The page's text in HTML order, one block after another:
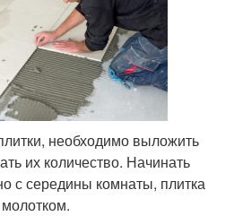
необходимо выложить
их количество. Начинать
с середины комнаты, плитка